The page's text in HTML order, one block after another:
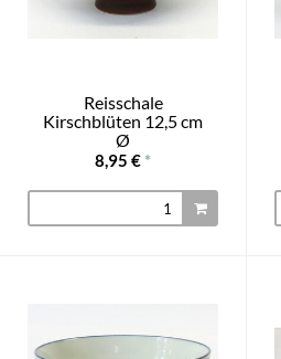
Reisschale
Kirschblüten 12,5 cm
Ø
8,95 € *